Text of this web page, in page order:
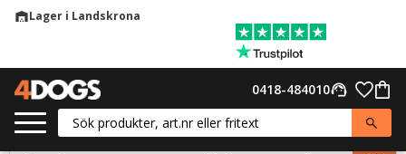
warehouseLager i Landskrona
support_agent
0418-484010